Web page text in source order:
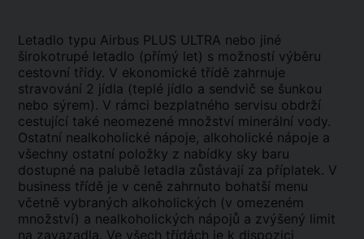
Letadlo typu Airbus PLUS ULTRA nebo jiné
širokotrupé letadlo (přímý let) s možností výběru
cestovní třídy. V ekonomické třídě zahrnuje
stravování 2 jídla (teplé jídlo a sendvič se šunkou
nebo sýrem). V rámci bezplatného servisu obdrží
cestující také neomezené množství minerální vody.
Ostatní nealkoholické nápoje, alkoholické nápoje a
všechny ostatní položky z nabídky sky baru
dostupné na palubě letadla zůstávají za příplatek. V
business třídě je v ceně zahrnuto bohatší menu
včetně vybraných alkoholických (v omezeném
množství) a nealkoholických nápojů a zvýšený limit
na zavazadla. Ve všech třídách je k dispozici